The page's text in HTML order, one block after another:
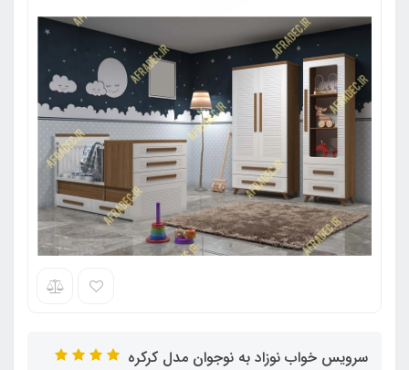
سرویس خواب نوزاد به نوجوان مدل کرکره